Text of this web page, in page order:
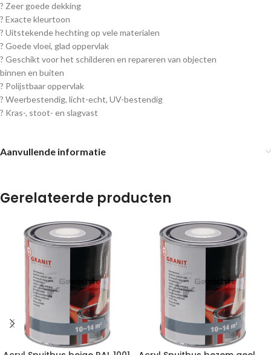
? Zeer goede dekking
? Exacte kleurtoon
? Uitstekende hechting op vele materialen
? Goede vloei, glad oppervlak
? Geschikt voor het schilderen en repareren van objecten
binnen en buiten
? Polijstbaar oppervlak
? Weerbestendig, licht-echt, UV-bestendig
? Kras-, stoot- en slagvast
Aanvullende informatie
Gerelateerde producten